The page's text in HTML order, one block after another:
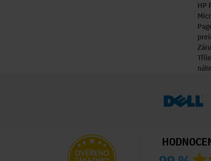
HP
Ověřený zákazník Ověřený zákazník